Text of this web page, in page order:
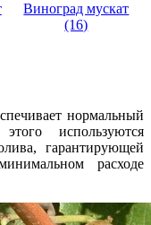
Виноград мускат
(16)
нормальный
используются
гарантирующей
расходе